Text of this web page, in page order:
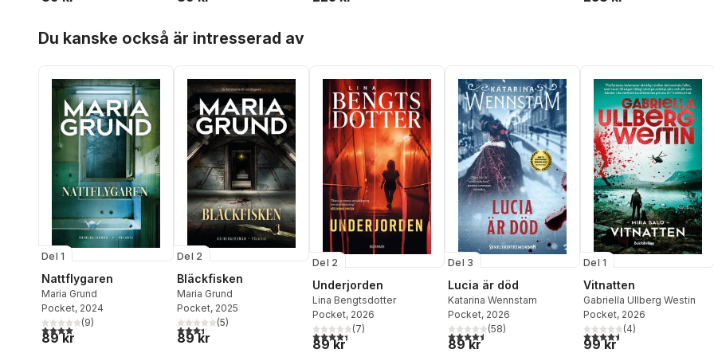
Du kanske också är intresserad av
Del 1
Nattflygaren
Maria Grund
Pocket, 2024
4,0utav 5 stjärnor. Totalt antal röster:
(9)
89 kr
Del 2
Bläckfisken
Maria Grund
Pocket, 2025
3,4utav 5 stjärnor. Totalt antal röster:
(5)
89 kr
Del 2
Underjorden
Lina Bengtsdotter
Pocket, 2026
4,4utav 5 stjärnor. Totalt antal röster:
(7)
89 kr
Del 3
Lucia är död
Katarina Wennstam
Pocket, 2026
4,5utav 5 stjärnor. Totalt antal röster:
(58)
89 kr
Del 1
Vitnatten
Gabriella Ullberg Westin
Pocket, 2026
4,5utav 5 stjärnor. Totalt
(4)
99 kr